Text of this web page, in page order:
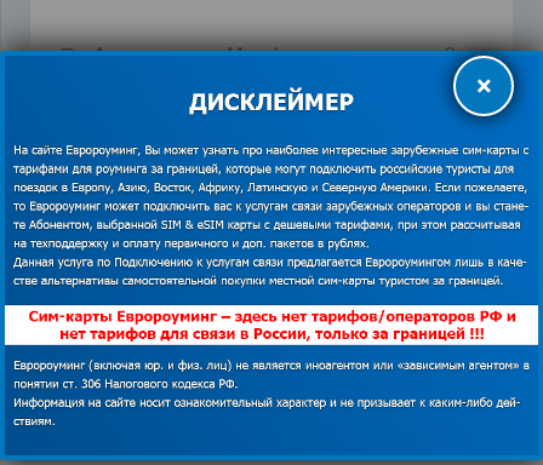
«Альказар шоу»,Мегафон,отзыв,отзыв о Sea
роуминг в Паттайе
сим
карта для Таиланда
ПРЕДЫДУЩАЯ ЗАПИСЬ СЛЕДУЮЩАЯ ЗАПИСЬ
×